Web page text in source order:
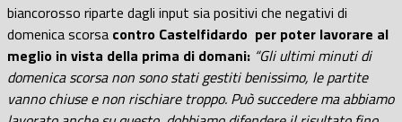
biancorosso riparte dagli input sia positivi che negativi di
domenica scorsa contro Castelfidardo per poter lavorare al
meglio in vista della prima di domani: “Gli ultimi minuti di
domenica scorsa non sono stati gestiti benissimo, le partite
vanno chiuse e non rischiare troppo. Può succedere ma abbiamo